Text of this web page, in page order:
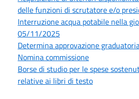
delle funzioni di scrutatore e/o
Interruzione acqua potabile nella
05/11/2025
Determina approvazione
Nomina commissione
Borse di studio per le spese
relative ai libri di testo